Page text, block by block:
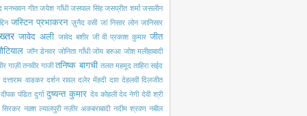
गीत जयेश गाँधी जसपाल सिंह जसप्रीत शर्मा जसलीन
जस्टिन प्रभाकरन ज़ुनैद वसी जां निसार लोन जानिसार
जावेद अली जावेद बशीर जी वी प्रकाश कुमार जीत
जॉन डेनवर जोनिता गाँधी जोय बरुआ जोश मलीहाबादी
गाज़ी तनवीर गाजी तनिष्क बागची तलत महमूद ताहिरा सईद
दत्ताराम वाडकर दर्शन रावल दलेर मेंहदी दाग़ देहलवी दिलजीत
दीपक पंडित दुर्गा दुष्यन्त कुमार देव कोहली देव नेगी देवी श्री
सिरकर नक़्श ल्यालपुरी नज़ीर अकबराबादी नदीम श्रवण नबील